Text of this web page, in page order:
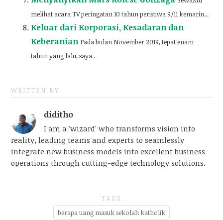
melihat acara TV peringatan 10 tahun peristiwa 9/11 kemarin...
Keluar dari Korporasi, Kesadaran dan
Keberanian Pada bulan November 2019, tepat enam
tahun yang lalu, saya...
WRITTEN BY
diditho
I am a 'wizard' who transforms vision into
reality, leading teams and experts to seamlessly
integrate new business models into excellent business
operations through cutting-edge technology solutions.
TAGS
berapa uang masuk sekolah katholik